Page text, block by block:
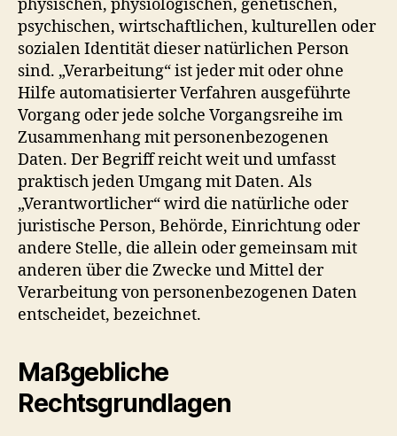
physischen, physiologischen, genetischen,
psychischen, wirtschaftlichen, kulturellen oder
sozialen Identität dieser natürlichen Person
sind. „Verarbeitung“ ist jeder mit oder ohne
Hilfe automatisierter Verfahren ausgeführte
Vorgang oder jede solche Vorgangsreihe im
Zusammenhang mit personenbezogenen
Daten. Der Begriff reicht weit und umfasst
praktisch jeden Umgang mit Daten. Als
„Verantwortlicher“ wird die natürliche oder
juristische Person, Behörde, Einrichtung oder
andere Stelle, die allein oder gemeinsam mit
anderen über die Zwecke und Mittel der
Verarbeitung von personenbezogenen Daten
entscheidet, bezeichnet.
Maßgebliche
Rechtsgrundlagen